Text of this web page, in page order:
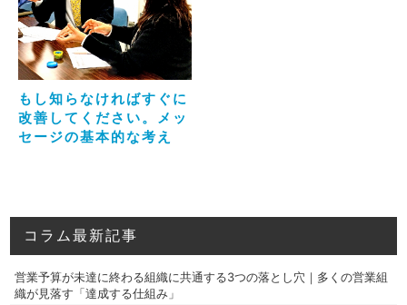
もし知らなければすぐに
改善してください。メッ
セージの基本的な考え
コラム最新記事
営業予算が未達に終わる組織に共通する3つの落とし穴｜多くの営業組
織が見落す「達成する仕組み」